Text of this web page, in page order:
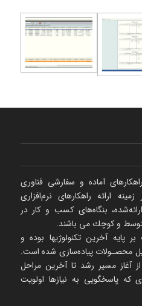
راهكارهای آماده و سفارشی فناوری
ارائه راهکارهای نرم‌‌افزاری
بنگاه‌های كسب و كار در
و كوچك می‌ باشند.
پایه آخرین تکنولوژیها بوده و
محصـولات پیاده‌سازی شده است.
آغاز مسیر رشد تا آخرین مراحل
که پاسخگویی به نیازها اولویت